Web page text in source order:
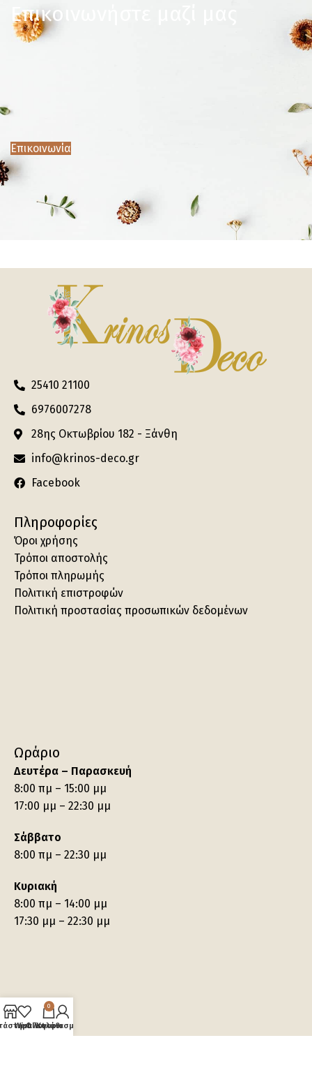
Επικοινωνήστε μαζί μας
Επικοινωνία
25410 21100
6976007278
28ης Οκτωβρίου 182 - Ξάνθη
info@krinos-deco.gr
Facebook
Πληροφορίες
Όροι χρήσης
Τρόποι αποστολής
Τρόποι πληρωμής
Πολιτική επιστροφών
Πολιτική προστασίας προσωπικών δεδομένων
Ωράριο
Δευτέρα – Παρασκευή
8:00 πμ – 15:00 μμ
17:00 μμ – 22:30 μμ
Σάββατο
8:00 πμ – 22:30 μμ
Κυριακή
8:00 πμ – 14:00 μμ
17:30 μμ – 22:30 μμ
Wishlist
0
Καλάθι
Ο λογαριασμός μου